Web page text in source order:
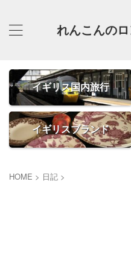
れんこんの
イギリス国内旅行
イギリスブランド
HOME > 日記 >